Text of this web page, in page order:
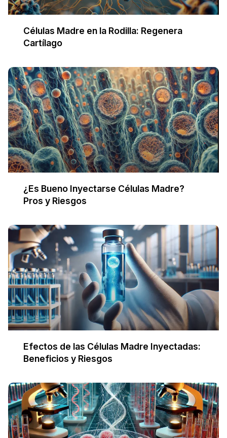
Células Madre en la Rodilla: Regenera
Cartílago
¿Es Bueno Inyectarse Células Madre?
Pros y Riesgos
Efectos de las Células Madre Inyectadas:
Beneficios y Riesgos